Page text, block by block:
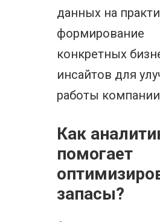
данных на
формирование
конкретных
инсайтов для
работы
Как
помогает
запасы?